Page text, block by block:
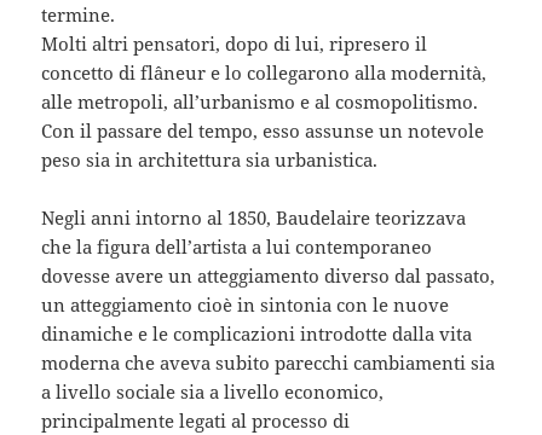
termine.
Molti altri pensatori, dopo di lui, ripresero il
concetto di flâneur e lo collegarono alla modernità,
alle metropoli, all’urbanismo e al cosmopolitismo.
Con il passare del tempo, esso assunse un notevole
peso sia in architettura sia urbanistica.
Negli anni intorno al 1850, Baudelaire teorizzava
che la figura dell’artista a lui contemporaneo
dovesse avere un atteggiamento diverso dal passato,
un atteggiamento cioè in sintonia con le nuove
dinamiche e le complicazioni introdotte dalla vita
moderna che aveva subito parecchi cambiamenti sia
a livello sociale sia a livello economico,
principalmente legati al processo di